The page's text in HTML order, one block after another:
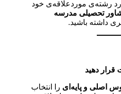
رشته‌ی موردعلاقه‌ی خود
تحصیلی مدرسه
داشته باشید.
دهید
اصلی و پایه‌ای را انتخاب